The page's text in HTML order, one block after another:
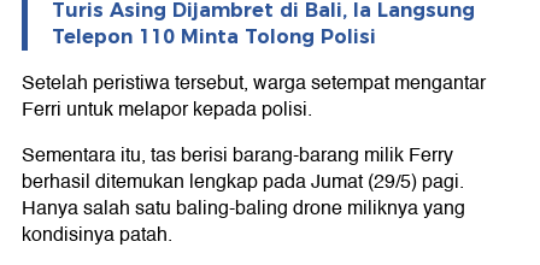
Turis Asing Dijambret di Bali, Ia Langsung
Telepon 110 Minta Tolong Polisi
Setelah peristiwa tersebut, warga setempat mengantar
Ferri untuk melapor kepada polisi.
Sementara itu, tas berisi barang-barang milik Ferry
berhasil ditemukan lengkap pada Jumat (29/5) pagi.
Hanya salah satu baling-baling drone miliknya yang
kondisinya patah.